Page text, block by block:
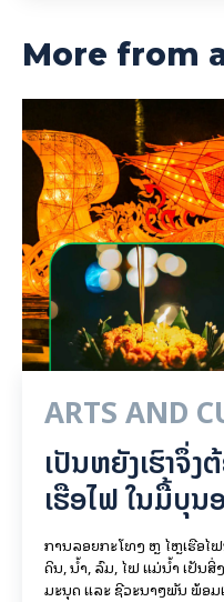
More from
ARTS AND
ເປັນ​ຫຍັງ​ເຮົາ​ຈຶ່ງ​
ເຮືອ​ໄຟ ໃນ​ມື້​​ບຸ
ການລອຍ​ກະ​ໂທງ ຫຼື ໄຫຼເຮືອໄ
ດິນ, ນໍ້າ, ລົມ, ໄຟ ແມ່ນໍ້າ ເປັນ
ມະນຸດ ແລະ ຊີວະນາໆພັນ ພ້ອ